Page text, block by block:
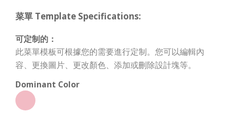
菜單 Template Specifications:
可定制的：
此菜單模板可根據您的需要進行定制。您可以編輯內
容、更換圖片、更改顏色、添加或刪除設計塊等。
Dominant Color